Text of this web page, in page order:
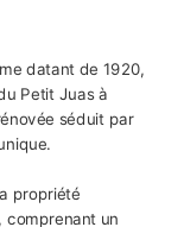
datant de 1920,
Petit Juas à
séduit par
propriété
comprenant un